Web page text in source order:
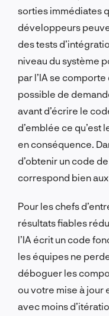
sorties immédiates
développeurs
des tests
niveau du système
par l’IA se
possible de
avant d’écrire le
d’emblée ce qu’est
en conséquence.
d’obtenir un code
correspond bien
Pour les chefs
résultats fiables
l’IA écrit un code
les équipes ne
déboguer les
ou votre mise à jour
avec moins